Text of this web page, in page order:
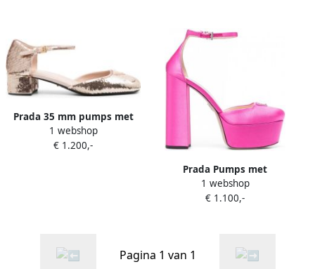
Prada 35 mm pumps met
pailletten Roze
1 webshop
€ 1.200,-
Prada Pumps met
logoplakkaat Roze
1 webshop
€ 1.100,-
Pagina 1 van 1